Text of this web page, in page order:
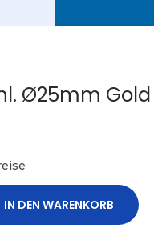
Ø25mm Gold
IN DEN WARENKORB